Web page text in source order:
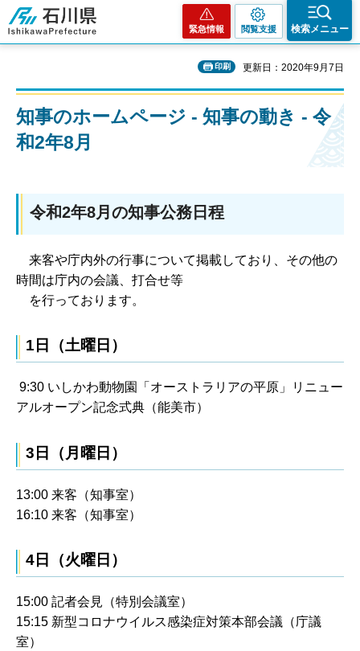
石川県
緊急情報 閲覧支援 検索メニュー
印刷 更新日：2020年9月7日
知事のホームページ - 知事の動き - 令
和2年8月
令和2年8月の知事公務日程
来客や庁内外の行事について掲載しており、その他の
時間は庁内の会議、打合せ等
を行っております。
1日（土曜日）
9:30 いしかわ動物園「オーストラリアの平原」リニュー
アルオープン記念式典（能美市）
3日（月曜日）
13:00 来客（知事室）
16:10 来客（知事室）
4日（火曜日）
15:00 記者会見（特別会議室）
15:15 新型コロナウイルス感染症対策本部会議（庁議
室）